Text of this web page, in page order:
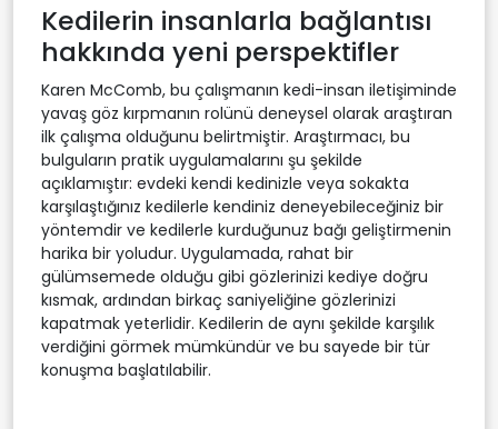
Kedilerin insanlarla bağlantısı
hakkında yeni perspektifler
Karen McComb, bu çalışmanın kedi-insan iletişiminde
yavaş göz kırpmanın rolünü deneysel olarak araştıran
ilk çalışma olduğunu belirtmiştir. Araştırmacı, bu
bulguların pratik uygulamalarını şu şekilde
açıklamıştır: evdeki kendi kedinizle veya sokakta
karşılaştığınız kedilerle kendiniz deneyebileceğiniz bir
yöntemdir ve kedilerle kurduğunuz bağı geliştirmenin
harika bir yoludur. Uygulamada, rahat bir
gülümsemede olduğu gibi gözlerinizi kediye doğru
kısmak, ardından birkaç saniyeliğine gözlerinizi
kapatmak yeterlidir. Kedilerin de aynı şekilde karşılık
verdiğini görmek mümkündür ve bu sayede bir tür
konuşma başlatılabilir.